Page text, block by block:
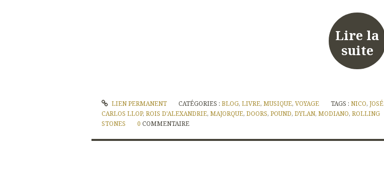
Lire la
suite
LIEN PERMANENT CATÉGORIES :BLOG,LIVRE,MUSIQUE,VOYAGE TAGS :NICO,JOSÉ
CARLOS LLOP, ROIS D'ALEXANDRIE, MAJORQUE, DOORS, POUND, DYLAN, MODIANO, ROLLING
STONES
0 COMMENTAIRE